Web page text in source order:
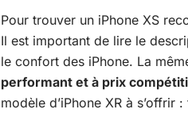
Pour trouver un iPhone XS
Il est important de lire le
le confort des iPhone. La
performant et à prix
modèle d’iPhone XR à s’offrir